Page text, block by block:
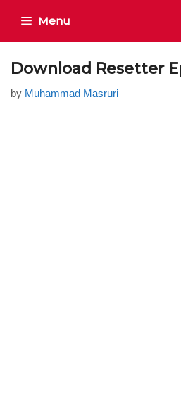
content
Menu
Download Resetter
by Muhammad Masruri